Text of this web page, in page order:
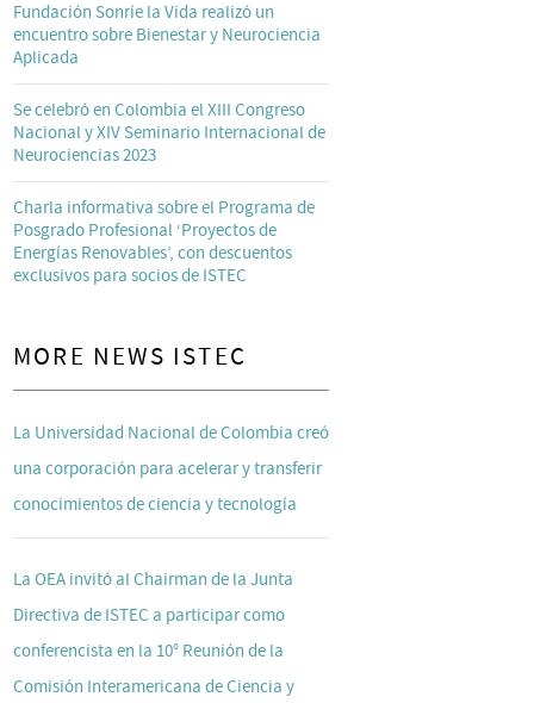
Fundación Sonríe la Vida realizó un
encuentro sobre Bienestar y Neurociencia
Aplicada
Se celebró en Colombia el XIII Congreso
Nacional y XIV Seminario Internacional de
Neurociencias 2023
Charla informativa sobre el Programa de
Posgrado Profesional ‘Proyectos de
Energías Renovables’, con descuentos
exclusivos para socios de ISTEC
MORE NEWS ISTEC
La Universidad Nacional de Colombia creó
una corporación para acelerar y transferir
conocimientos de ciencia y tecnología
La OEA invitó al Chairman de la Junta
Directiva de ISTEC a participar como
conferencista en la 10° Reunión de la
Comisión Interamericana de Ciencia y